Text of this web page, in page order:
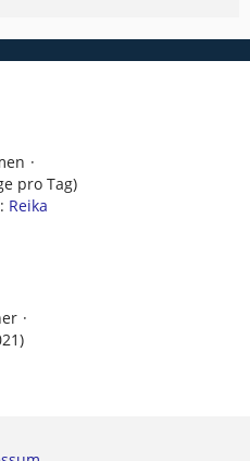
pro Tag)
Reika
)